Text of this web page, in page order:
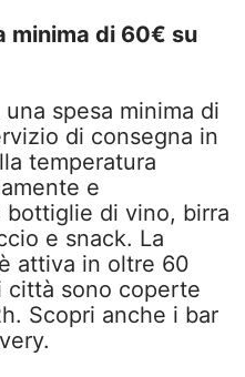
minima di 60€ su
spesa minima di
di consegna in
temperatura
e
di vino, birra
e snack. La
attiva in oltre 60
città sono coperte
Scopri anche i bar